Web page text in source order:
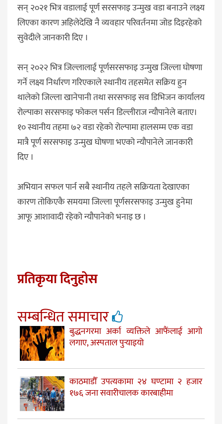
सन् २०२१ भित्र वडालाई पूर्ण सरसफाइ उन्मुख वडा बनाउने लक्ष्य
लिएका कारण अहिलेदेखि नै व्यवहार परिवर्तनमा जोड दिइरहेको
सुवेदीले जानकारी दिए ।
सन् २०२२ भित्र जिल्लालाई पूर्णसरसफाइ उन्मुख जिल्ला घोषणा
गर्ने लक्ष्य निर्धारण गरिएकाले स्थानीय तहसमेत सक्रिय हुन
थालेको जिल्ला खानेपानी तथा सरसफाइ सव डिभिजन कार्यालय
रोल्पाका सरसफाइ फोकल पर्सन डिल्लीराज न्यौपानेले बताए।
१० स्थानीय तहमा ७२ वडा रहेको रोल्पामा हालसम्म एक वडा
मात्रै पूर्ण सरसफाइ उन्मुख घोषणा भएको न्यौपानेले जानकारी
दिए ।
अभियान सफल पार्न सबै स्थानीय तहले सक्रियता देखाएका
कारण तोकिएकै समयमा जिल्ला पूर्णसरसफाइ उन्मुख हुनेमा
आफू आशावादी रहेको न्यौपानेको भनाइ छ ।
प्रतिकृया दिनुहोस
सम्बन्धित समाचार
बुद्धनगरमा अर्का व्यक्तिले आफैंलाई आगो
लगाए, अस्पताल पुर्‍याइयो
काठमाडौँ उपत्यकामा २४ घण्टामा २ हजार
१७६ जना सवारीचालक कारबाहीमा